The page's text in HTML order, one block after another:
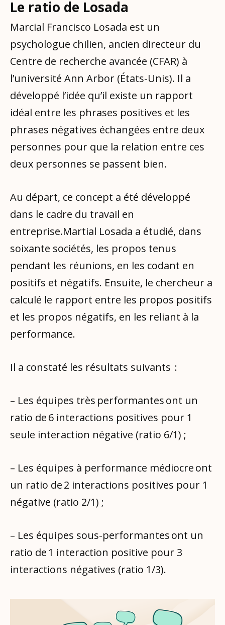
Le ratio de Losada
Marcial Francisco Losada est un
psychologue chilien, ancien directeur du
Centre de recherche avancée (CFAR) à
l’université Ann Arbor (États-Unis). Il a
développé l’idée qu’il existe un rapport
idéal entre les phrases positives et les
phrases négatives échangées entre deux
personnes pour que la relation entre ces
deux personnes se passent bien.
Au départ, ce concept a été développé
dans le cadre du travail en
entreprise.Martial Losada a étudié, dans
soixante sociétés, les propos tenus
pendant les réunions, en les codant en
positifs et négatifs. Ensuite, le chercheur a
calculé le rapport entre les propos positifs
et les propos négatifs, en les reliant à la
performance.
Il a constaté les résultats suivants :
– Les équipes très performantes ont un
ratio de 6 interactions positives pour 1
seule interaction négative (ratio 6/1) ;
– Les équipes à performance médiocre ont
un ratio de 2 interactions positives pour 1
négative (ratio 2/1) ;
– Les équipes sous-performantes ont un
ratio de 1 interaction positive pour 3
interactions négatives (ratio 1/3).